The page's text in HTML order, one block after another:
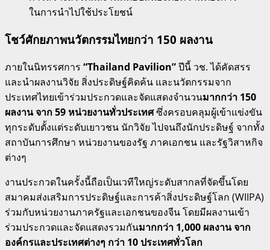
ในการนำไปใช้ประโยชน์
โชว์ศักยภาพนวัตกรรมไทยกว่า 150 ผลงาน
ภายในนิทรรศการ “Thailand Pavilion”ปีนี้ วช. ได้คัดสรร
และนำผลงานวิจัย สิ่งประดิษฐ์คิดค้น และนวัตกรรมจาก
ประเทศไทยเข้าร่วมประกวดและจัดแสดงจำนวนมากกว่า 150
ผลงาน จาก 59 หน่วยงานทั่วประเทศซึ่งครอบคลุมผู้เข้าแข่งขัน
ทุกระดับตั้งแต่ระดับเยาวชน นักวิจัย ไปจนถึงนักประดิษฐ์ จากทั้ง
สถาบันการศึกษา หน่วยงานของรัฐ ภาคเอกชน และรัฐวิสาหกิจ
ต่างๆ
งานประกวดในครั้งนี้ถือเป็นเวทีใหญ่ระดับสากลที่จัดขึ้นโดย
สมาคมส่งเสริมการประดิษฐ์และการค้าสิ่งประดิษฐ์โลก (WIIPA)
ร่วมกับหน่วยงานภาครัฐและเอกชนของจีน โดยมีผลงานเข้า
ร่วมประกวดและจัดแสดงรวมกันมากกว่า 1,000 ผลงาน จาก
องค์กรและประเทศต่างๆ กว่า 10 ประเทศทั่วโลก